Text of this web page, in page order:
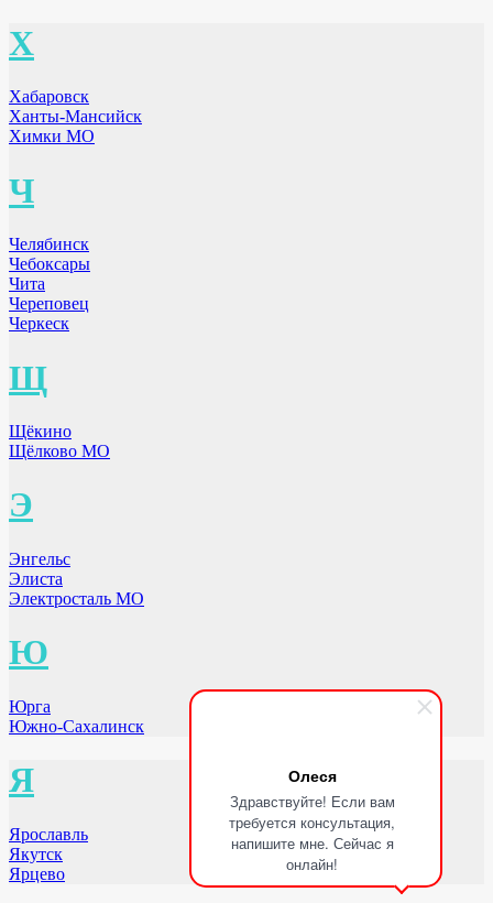
Олеся
Здравствуйте! Если вам
требуется консультация,
напишите мне. Сейчас я
онлайн!
Х
Хабаровск
Ханты-Мансийск
Химки МО
Ч
Челябинск
Чебоксары
Чита
Череповец
Черкеск
Щ
Щёкино
Щёлково МО
Э
Энгельс
Элиста
Электросталь МО
Ю
Юрга
Южно-Сахалинск
Я
Ярославль
Якутск
Ярцево